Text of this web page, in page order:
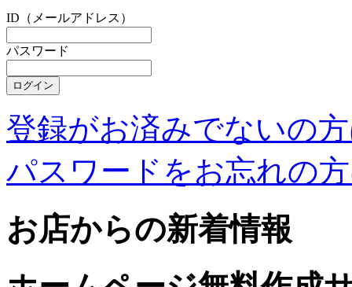
ID（メールアドレス）
パスワード
登録がお済みでないの
パスワードをお忘れの
お店からの新着情報